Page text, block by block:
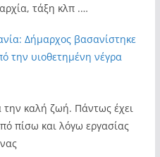
τάξη κλπ .…
Δήμαρχος βασανίστηκε
την υιοθετημένη νέγρα
την καλή ζωή. Πάντως έχει
πίσω και λόγω εργασίας